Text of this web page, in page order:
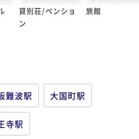
貸別荘/ペンショ
ン
旅館
難波駅 大国町駅
寺駅